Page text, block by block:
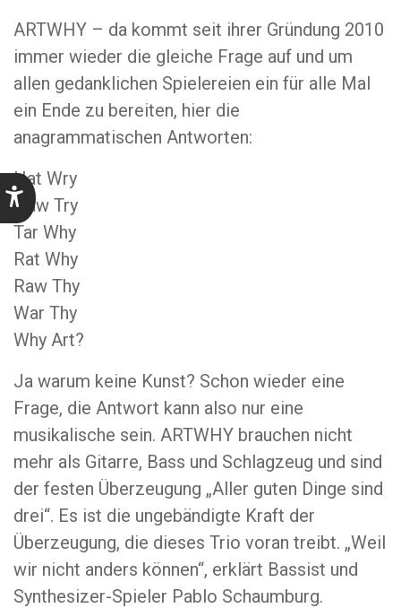
ARTWHY – da kommt seit ihrer Gründung 2010
immer wieder die gleiche Frage auf und um
allen gedanklichen Spielereien ein für alle Mal
ein Ende zu bereiten, hier die
anagrammatischen Antworten:
Hat Wry
Haw Try
Tar Why
Rat Why
Raw Thy
War Thy
Why Art?
Ja warum keine Kunst? Schon wieder eine
Frage, die Antwort kann also nur eine
musikalische sein. ARTWHY brauchen nicht
mehr als Gitarre, Bass und Schlagzeug und sind
der festen Überzeugung „Aller guten Dinge sind
drei“. Es ist die ungebändigte Kraft der
Überzeugung, die dieses Trio voran treibt. „Weil
wir nicht anders können“, erklärt Bassist und
Synthesizer-Spieler Pablo Schaumburg.